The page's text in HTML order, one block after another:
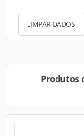
LIMPAR DADOS
Produtos